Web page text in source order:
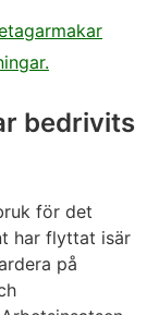
bedrivits
för det
har flyttat isär
på